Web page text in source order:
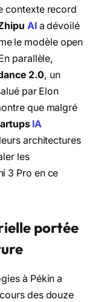
contexte record
AIa dévoilé
le modèle open
parallèle,
2.0, un
par Elon
que malgré
IA
architectures
les
3 Pro en ce
portée
à Pékin a
des douze